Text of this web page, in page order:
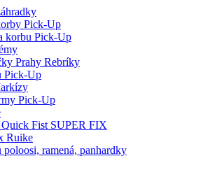
Pick-Up
korbu Pick-Up
Prahy Rebríky
Pick-Up
Pick-Up
Fist SUPER FIX
Ruike
ramená, panhardky